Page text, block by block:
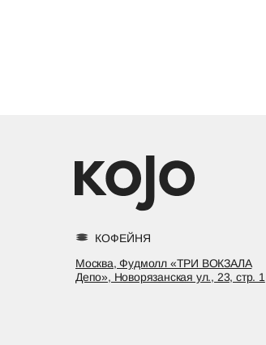
Москва, Фудмолл «ТРИ ВОКЗАЛА
Депо», Новорязанская ул., 23, стр. 1
КОФЕЙНЯ